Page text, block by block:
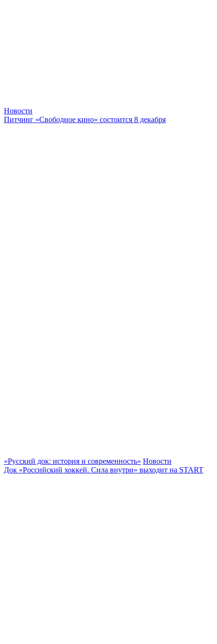
Новости
Питчинг «Свободное кино» состоится 8 декабря
«Русский док: история и современность» Новости
Док «Российский хоккей. Сила внутри» выходит на START